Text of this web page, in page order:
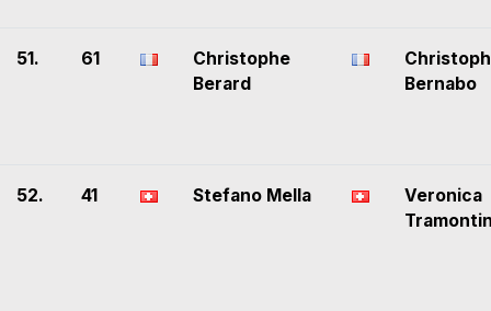
51. 61
Christophe
Berard
Bernabo
52. 41 Stefano Mella
Veronica